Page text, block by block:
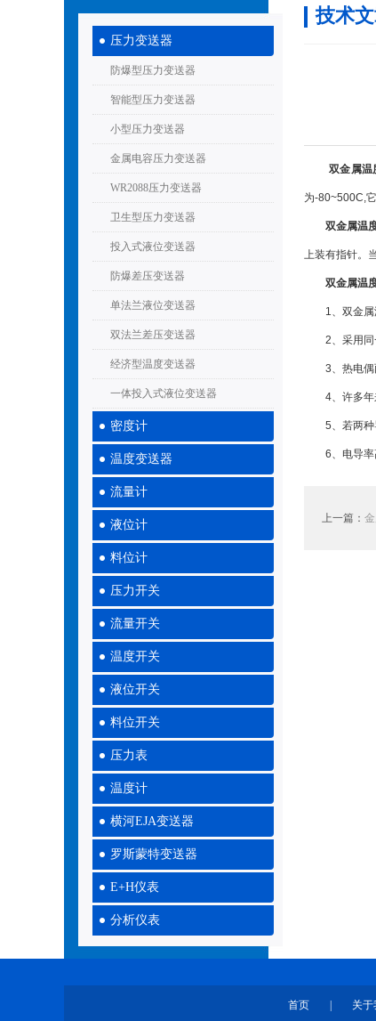
压力变送器
防爆型压力变送器
智能型压力变送器
小型压力变送器
金属电容压力变送器
WR2088压力变送器
卫生型压力变送器
投入式液位变送器
防爆差压变送器
单法兰液位变送器
双法兰差压变送器
经济型温度变送器
一体投入式液位变送器
密度计
温度变送器
流量计
液位计
料位计
压力开关
流量开关
温度开关
液位开关
料位开关
压力表
温度计
横河EJA变送器
罗斯蒙特变送器
E+H仪表
分析仪表
技术
双金属温
为-80~500C,
双金属温
上装有指针。
双金属温
1、双金属温
2、采用同一
3、热电偶两
4、许多年来
5、若两种导
6、电导率高
上一篇：
首页 关于